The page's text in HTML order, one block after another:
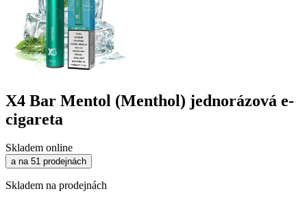
X4 Bar Mentol (Menthol) jednorázová e-
cigareta
Skladem online
a na 51 prodejnách
Skladem na prodejnách